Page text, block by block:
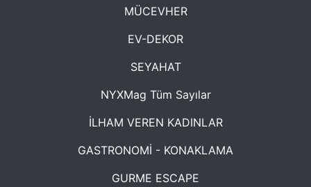
MÜCEVHER
EV-DEKOR
SEYAHAT
NYXMag Tüm Sayılar
İLHAM VEREN KADINLAR
GASTRONOMİ - KONAKLAMA
GURME ESCAPE